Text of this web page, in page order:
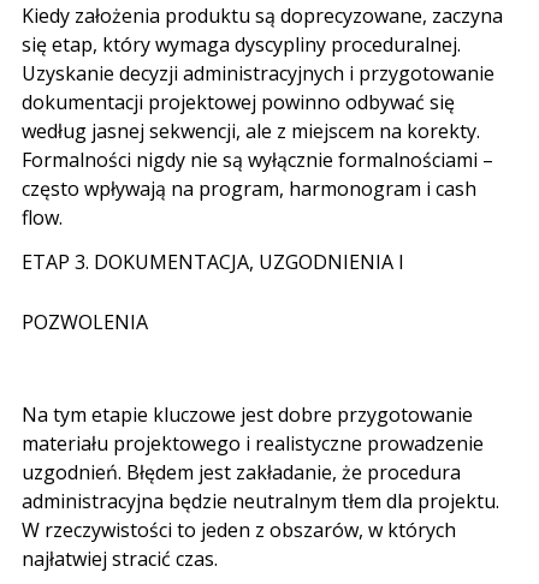
Kiedy założenia produktu są doprecyzowane, zaczyna
się etap, który wymaga dyscypliny proceduralnej.
Uzyskanie decyzji administracyjnych i przygotowanie
dokumentacji projektowej powinno odbywać się
według jasnej sekwencji, ale z miejscem na korekty.
Formalności nigdy nie są wyłącznie formalnościami –
często wpływają na program, harmonogram i cash
flow.
ETAP 3. DOKUMENTACJA, UZGODNIENIA I
POZWOLENIA
Na tym etapie kluczowe jest dobre przygotowanie
materiału projektowego i realistyczne prowadzenie
uzgodnień. Błędem jest zakładanie, że procedura
administracyjna będzie neutralnym tłem dla projektu.
W rzeczywistości to jeden z obszarów, w których
najłatwiej stracić czas.